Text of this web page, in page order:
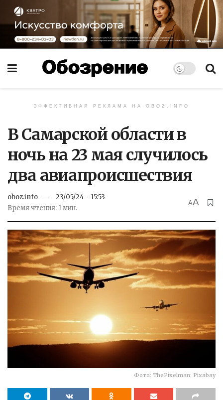
ЭФФЕКТИВНАЯ РЕКЛАМА НА OBOZ.INFO
В Самарской области в
ночь на 23 мая случилось
два авиапроисшествия
oboz.info
23/05/24 - 15:53
Время чтения: 1 мин.
AA
Фото: ThePixelman: Pixabay